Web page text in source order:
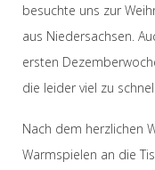
besuchte uns zur
aus Niedersachsen.
ersten
die leider viel zu
Nach dem herzlichen
Warmspielen an die